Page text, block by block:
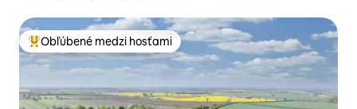
Najobľúbenejšie medzi hosťami
Obľúbené medzi hosťami